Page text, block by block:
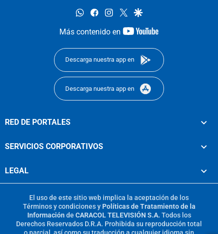
whatsappfacebookinstagram
twittergoogle
Más contenido en
youtube-
Descarga nuestra app en
Descarga nuestra app en
RED DE PORTALES
SERVICIOS CORPORATIVOS
LEGAL
El uso de este sitio web implica la aceptación de los
Términos y condicionesy Políticas de Tratamiento de la
Información de CARACOL TELEVISIÓN S.A. Todos los
Derechos Reservados D.R.A. Prohibida su reproducción total